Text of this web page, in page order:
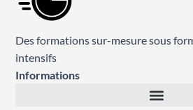
Des formations sur-mesure sous
intensifs
Informations